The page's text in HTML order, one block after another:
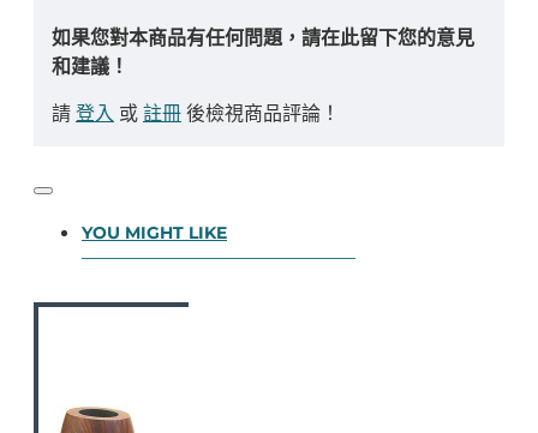
如果您對本商品有任何問題，請在此留下您的意見
和建議！
請登入 或註冊後檢視商品評論！
YOU MIGHT LIKE